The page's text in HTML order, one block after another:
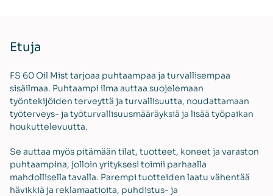
Etuja
FS 60 Oil Mist tarjoaa puhtaampaa ja turvallisempaa
sisäilmaa. Puhtaampi ilma auttaa suojelemaan
työntekijöiden terveyttä ja turvallisuutta, noudattamaan
työterveys- ja työturvallisuusmääräyksiä ja lisää työpaikan
houkuttelevuutta.
Se auttaa myös pitämään tilat, tuotteet, koneet ja varaston
puhtaampina, jolloin yrityksesi toimii parhaalla
mahdollisella tavalla. Parempi tuotteiden laatu vähentää
hävikkiä ja reklamaatioita, puhdistus- ja